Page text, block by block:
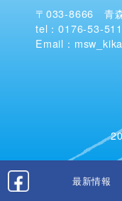
最新情報
〒033-8666 青
tel：0176-53-
Email：